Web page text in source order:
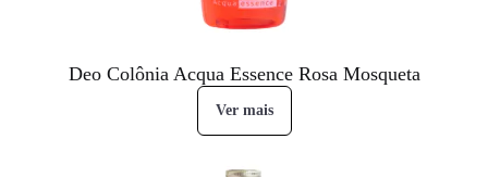
Deo Colônia Acqua Essence Rosa Mosqueta
Ver mais